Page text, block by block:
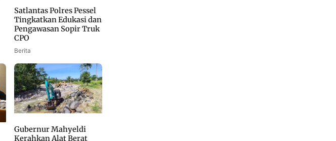
Satlantas Polres Pessel
Tingkatkan Edukasi dan
Pengawasan Sopir Truk
CPO
Berita
Gubernur Mahyeldi
Kerahkan Alat Berat